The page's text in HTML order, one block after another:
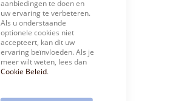
aanbiedingen te doen en
uw ervaring te verbeteren.
Als u onderstaande
optionele cookies niet
accepteert, kan dit uw
ervaring beïnvloeden. Als je
meer wilt weten, lees dan
Cookie Beleid.